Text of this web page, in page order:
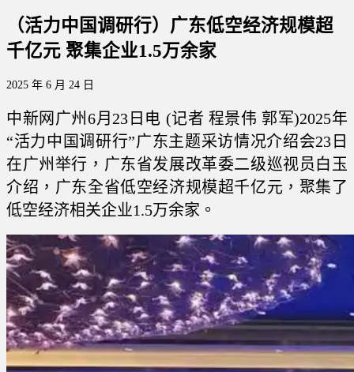
（活力中国调研行）广东低空经济规模超
千亿元 聚集企业1.5万余家
2025 年 6 月 24 日
中新网广州6月23日电 (记者 程景伟 郭军)2025年
“活力中国调研行”广东主题采访情况介绍会23日
在广州举行，广东省发展改革委二级巡视员白玉
介绍，广东全省低空经济规模超千亿元，聚集了
低空经济相关企业1.5万余家。